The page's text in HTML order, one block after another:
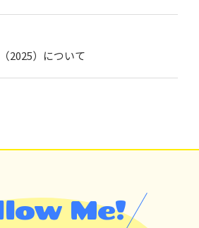
2025）について
Me!